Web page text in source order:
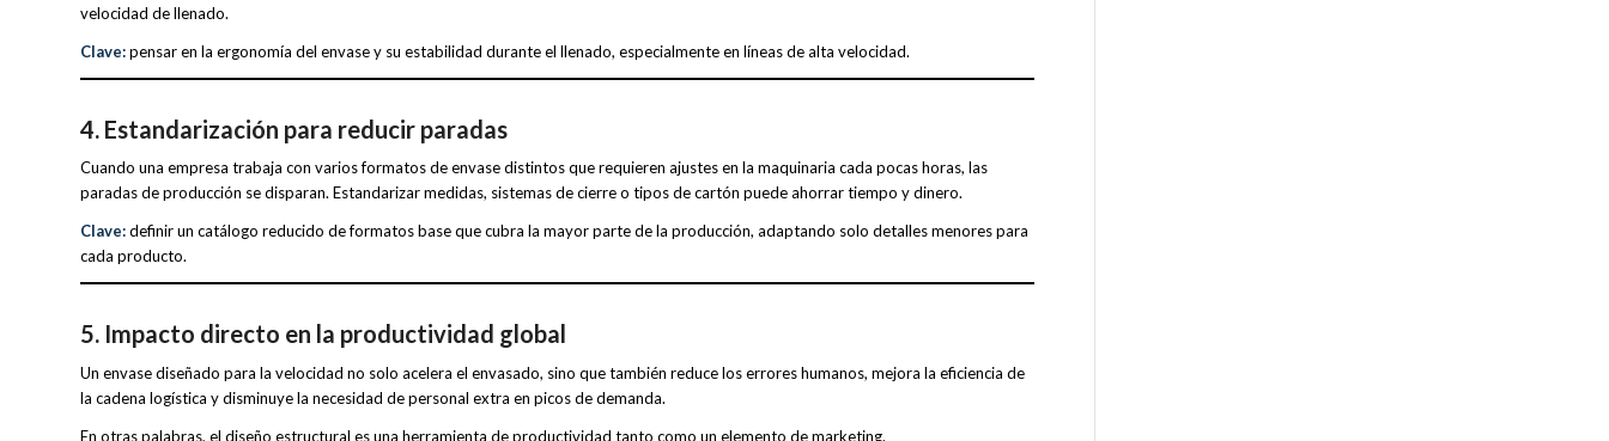
velocidad de llenado.
Clave:pensar en la ergonomía del envase y su estabilidad durante el llenado, especialmente en líneas de alta velocidad.
4. Estandarización para reducir paradas
Cuando una empresa trabaja con varios formatos de envase distintos que requieren ajustes en la maquinaria cada pocas horas, las
paradas de producción se disparan. Estandarizar medidas, sistemas de cierre o tipos de cartón puede ahorrar tiempo y dinero.
Clave:definir un catálogo reducido de formatos base que cubra la mayor parte de la producción, adaptando solo detalles menores para
cada producto.
5. Impacto directo en la productividad global
Un envase diseñado para la velocidad no solo acelera el envasado, sino que también reduce los errores humanos, mejora la eficiencia de
la cadena logística y disminuye la necesidad de personal extra en picos de demanda.
En otras palabras, el diseño estructural es una herramienta de productividad tanto como un elemento de marketing.